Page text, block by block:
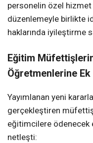
personelin özel hizmet
düzenlemeyle birlikte
haklarında iyileştirme
Eğitim
Öğretmenlerine
Yayımlanan yeni
gerçekleştiren
eğitimcilere ödenecek
netleşti: